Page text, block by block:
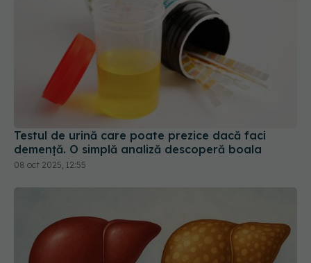
Testul de urină care poate prezice dacă faci
demență. O simplă analiză descoperă boala
08 oct 2025, 12:55